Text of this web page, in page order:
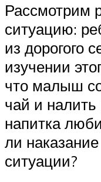
Рассмотрим
ситуацию:
из дорогого
изучении
что малыш
чай и налить
напитка
ли
ситуации?